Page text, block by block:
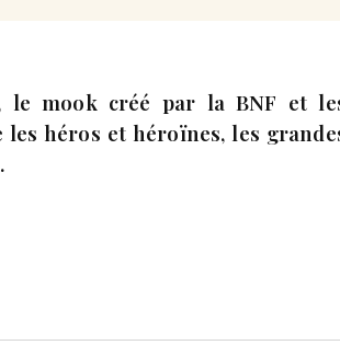
le mook créé par la BNF et
les héros et héroïnes, les